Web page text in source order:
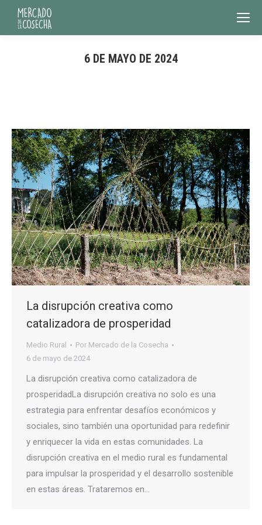
6 DE MAYO DE 2024
La disrupción creativa como
catalizadora de prosperidad
Medio Rural Por Mercado de la Cosecha
6 de mayo de 2024
La disrupción creativa como catalizadora de
prosperidadLa disrupción creativa no solo es una
estrategia para enfrentar desafíos económicos y
sociales, sino también una oportunidad para redefinir
y enriquecer la vida en estas comunidades. La
disrupción creativa en el medio rural es fundamental
para impulsar la prosperidad y el desarrollo sostenible
en estas áreas. Trataremos en…